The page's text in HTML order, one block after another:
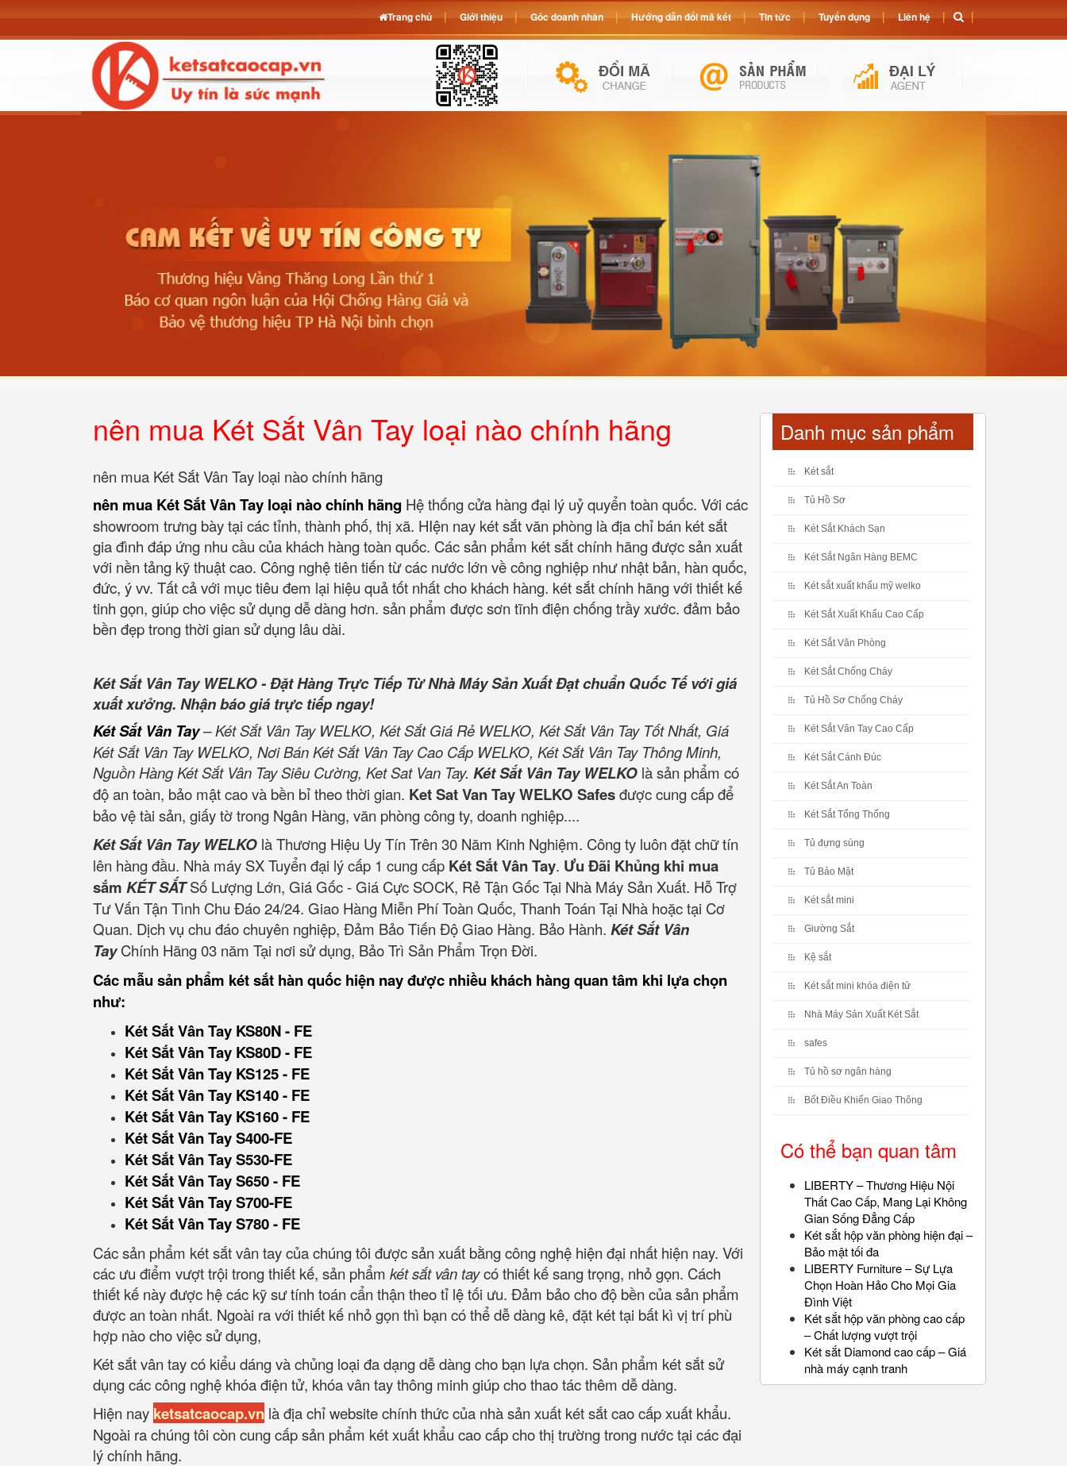
nên mua Két Sắt Vân Tay loại nào chính hãng
nên mua Két Sắt Vân Tay loại nào chính hãng
nên mua Két Sắt Vân Tay loại nào chính hãng Hệ thống cửa hàng đại lý uỷ quyển toàn quốc. Với các
showroom trưng bày tại các tỉnh, thành phố, thị xã. HIện nay két sắt văn phòng là địa chỉ bán két sắt
gia đình đáp ứng nhu cầu của khách hàng toàn quốc. Các sản phẩm két sắt chính hãng được sản xuất
với nền tảng kỹ thuật cao. Công nghệ tiên tiến từ các nước lớn về công nghiệp như nhật bản, hàn quốc,
đức, ý vv. Tất cả với mục tiêu đem lại hiệu quả tốt nhất cho khách hàng. két sắt chính hãng với thiết kế
tinh gọn, giúp cho việc sử dụng dễ dàng hơn. sản phẩm được sơn tĩnh điện chống trầy xước. đảm bảo
bền đẹp trong thời gian sử dụng lâu dài.
Két Sắt Vân Tay WELKO - Đặt Hàng Trực Tiếp Từ Nhà Máy Sản Xuất Đạt chuẩn Quốc Tế với giá
xuất xưởng. Nhận báo giá trực tiếp ngay!
Két Sắt Vân Tay– Két Sắt Vân Tay WELKO, Két Sắt Giá Rẻ WELKO, Két Sắt Vân Tay Tốt Nhất, Giá
Két Sắt Vân Tay WELKO, Nơi Bán Két Sắt Vân Tay Cao Cấp WELKO, Két Sắt Vân Tay Thông Minh,
Nguồn Hàng Két Sắt Vân Tay Siêu Cường, Ket Sat Van Tay. Két Sắt Vân Tay WELKO là sản phẩm có
độ an toàn, bảo mật cao và bền bỉ theo thời gian. Ket Sat Van Tay WELKO Safesđược cung cấp để
bảo vệ tài sản, giấy tờ trong Ngân Hàng, văn phòng công ty, doanh nghiệp....
Két Sắt Vân Tay WELKO là Thương Hiệu Uy Tín Trên 30 Năm Kinh Nghiệm. Công ty luôn đặt chữ tín
lên hàng đầu. Nhà máy SX Tuyển đại lý cấp 1 cung cấp Két Sắt Vân Tay. Ưu Đãi Khủng khi mua
sắm KÉT SẮTSố Lượng Lớn, Giá Gốc - Giá Cực SOCK, Rẻ Tận Gốc Tại Nhà Máy Sản Xuất. Hỗ Trợ
Tư Vấn Tận Tình Chu Đáo 24/24. Giao Hàng Miễn Phí Toàn Quốc, Thanh Toán Tại Nhà hoặc tại Cơ
Quan. Dịch vụ chu đáo chuyên nghiệp, Đảm Bảo Tiến Độ Giao Hàng. Bảo Hành. Két Sắt Vân
TayChính Hãng 03 năm Tại nơi sử dụng, Bảo Trì Sản Phẩm Trọn Đời.
Các mẫu sản phẩm két sắt hàn quốc hiện nay được nhiều khách hàng quan tâm khi lựa chọn
như:
Két Sắt Vân Tay KS80N - FE
Két Sắt Vân Tay KS80D - FE
Két Sắt Vân Tay KS125 - FE
Két Sắt Vân Tay KS140 - FE
Két Sắt Vân Tay KS160 - FE
Két Sắt Vân Tay S400-FE
Két Sắt Vân Tay S530-FE
Két Sắt Vân Tay S650 - FE
Két Sắt Vân Tay S700-FE
Két Sắt Vân Tay S780 - FE
Các sản phẩm két sắt vân tay của chúng tôi được sản xuất bằng công nghệ hiện đại nhất hiện nay. Với
các ưu điểm vượt trội trong thiết kế, sản phẩm két sắt vân taycó thiết kế sang trọng, nhỏ gọn. Cách
thiết kế này được hệ các kỹ sư tính toán cẩn thận theo tỉ lệ tối ưu. Đảm bảo cho độ bền của sản phẩm
được an toàn nhất. Ngoài ra với thiết kế nhỏ gọn thì bạn có thể dễ dàng kê, đặt két tại bất kì vị trí phù
hợp nào cho việc sử dụng,
Két sắt vân tay có kiểu dáng và chủng loại đa dạng dễ dàng cho bạn lựa chọn. Sản phẩm két sắt sử
dụng các công nghệ khóa điện tử, khóa vân tay thông minh giúp cho thao tác thêm dễ dàng.
Hiện nay ketsatcaocap.vn là địa chỉ website chính thức của nhà sản xuất két sắt cao cấp xuất khẩu.
Ngoài ra chúng tôi còn cung cấp sản phẩm két xuất khẩu cao cấp cho thị trường trong nước tại các đại
lý chính hãng.
Danh mục sản phẩm
Két sắt
Tủ Hồ Sơ
Két Sắt Khách Sạn
Két Sắt Ngân Hàng BEMC
Két sắt xuất khẩu mỹ welko
Két Sắt Xuất Khẩu Cao Cấp
Két Sắt Văn Phòng
Két Sắt Chống Cháy
Tủ Hồ Sơ Chống Cháy
Két Sắt Vân Tay Cao Cấp
Két Sắt Cánh Đúc
Két Sắt An Toàn
Két Sắt Tổng Thống
Tủ đựng súng
Tủ Bảo Mật
Két sắt mini
Giường Sắt
Kệ sắt
Két sắt mini khóa điện tử
Nhà Máy Sản Xuất Két Sắt
safes
Tủ hồ sơ ngân hàng
Bốt Điều Khiển Giao Thông
Có thể bạn quan tâm
LIBERTY – Thương Hiệu Nội
Thất Cao Cấp, Mang Lại Không
Gian Sống Đẳng Cấp
Két sắt hộp văn phòng hiện đại –
Bảo mật tối đa
LIBERTY Furniture – Sự Lựa
Chọn Hoàn Hảo Cho Mọi Gia
Đình Việt
Két sắt hộp văn phòng cao cấp
– Chất lượng vượt trội
Két sắt Diamond cao cấp – Giá
nhà máy cạnh tranh
Trang chủ Giới thiệu Góc doanh nhân Hướng dẫn đổi mã két Tin tức Tuyển dụng Liên hệ